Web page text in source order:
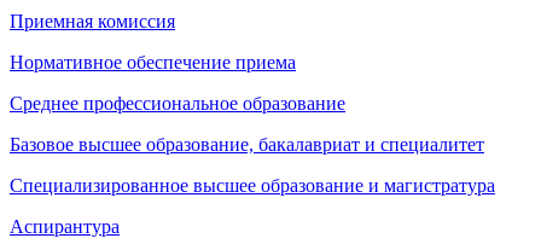
Приемная комиссия
Нормативное обеспечение приема
Среднее профессиональное образование
Базовое высшее образование, бакалавриат и специалитет
Специализированное высшее образование и магистратура
Аспирантура